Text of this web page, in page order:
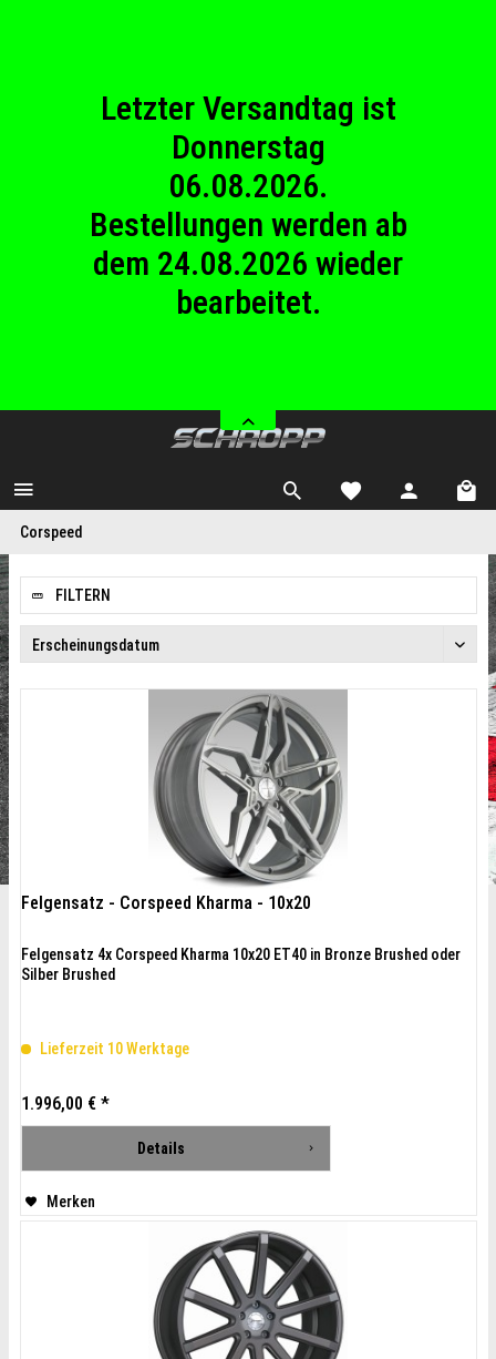
Letzter Versandtag ist
Donnerstag
06.08.2026.
Bestellungen werden ab
dem 24.08.2026 wieder
bearbeitet.
23.08.2026
Betriebsferien.
Corspeed
FILTERN
Felgensatz - Corspeed Kharma - 10x20
Felgensatz 4x Corspeed Kharma 10x20 ET40 in Bronze Brushed oder
Silber Brushed
Lieferzeit 10 Werktage
1.996,00 € *
Details
Merken